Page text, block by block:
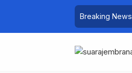
Breaking News